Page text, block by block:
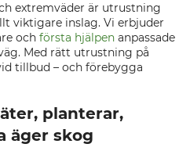
extremväder är utrustning
viktigare inslag. Vi erbjuder
och första hjälpen anpassade
Med rätt utrustning på
tillbud – och förebygga
planterar,
äger skog